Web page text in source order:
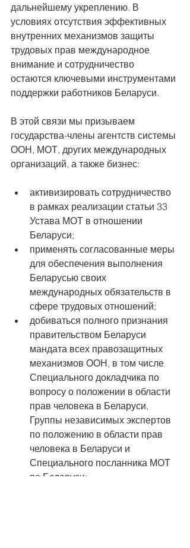
дальнейшему укреплению. В
условиях отсутствия эффективных
внутренних механизмов защиты
трудовых прав международное
внимание и сотрудничество
остаются ключевыми инструментами
поддержки работников Беларуси.
В этой связи мы призываем
государства-члены агентств системы
ООН, МОТ, других международных
организаций, а также бизнес:
активизировать сотрудничество
в рамках реализации статьи 33
Устава МОТ в отношении
Беларуси;
применять согласованные меры
для обеспечения выполнения
Беларусью своих
международных обязательств в
сфере трудовых отношений;
добиваться полного признания
правительством Беларуси
мандата всех правозащитных
механизмов ООН, в том числе
Специального докладчика по
вопросу о положении в области
прав человека в Беларуси,
Группы независимых экспертов
по положению в области прав
человека в Беларуси и
Специального посланника МОТ
по Беларуси;